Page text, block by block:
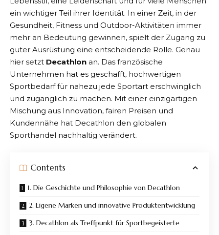
ein wichtiger Teil ihrer Identität. In einer Zeit, in der
Gesundheit, Fitness und Outdoor-Aktivitäten immer
mehr an Bedeutung gewinnen, spielt der Zugang zu
guter Ausrüstung eine entscheidende Rolle. Genau
hier setzt Decathlon an. Das französische
Unternehmen hat es geschafft, hochwertigen
Sportbedarf für nahezu jede Sportart erschwinglich
und zugänglich zu machen. Mit einer einzigartigen
Mischung aus Innovation, fairen Preisen und
Kundennähe hat Decathlon den globalen
Sporthandel nachhaltig verändert.
Contents
1. Die Geschichte und Philosophie von Decathlon
2. Eigene Marken und innovative Produktentwicklung
3. Decathlon als Treffpunkt für Sportbegeisterte